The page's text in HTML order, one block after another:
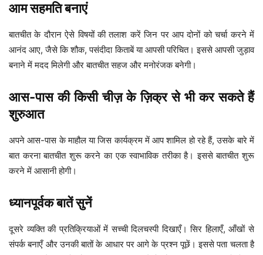
आम सहमति बनाएं
बातचीत के दौरान ऐसे विषयों की तलाश करें जिन पर आप दोनों को चर्चा करने में
आनंद आए, जैसे कि शौक, पसंदीदा किताबें या आपसी परिचित। इससे आपसी जुड़ाव
बनाने में मदद मिलेगी और बातचीत सहज और मनोरंजक बनेगी।
आस-पास की किसी चीज़ के ज़िक्र से भी कर सकते हैं
शुरुआत
अपने आस-पास के माहौल या जिस कार्यक्रम में आप शामिल हो रहे हैं, उसके बारे में
बात करना बातचीत शुरू करने का एक स्वाभाविक तरीका है। इससे बातचीत शुरू
करने में आसानी होगी।
ध्यानपूर्वक बातें सुनें
दूसरे व्यक्ति की प्रतिक्रियाओं में सच्ची दिलचस्पी दिखाएँ। सिर हिलाएँ, आँखों से
संपर्क बनाएँ और उनकी बातों के आधार पर आगे के प्रश्न पूछें। इससे पता चलता है